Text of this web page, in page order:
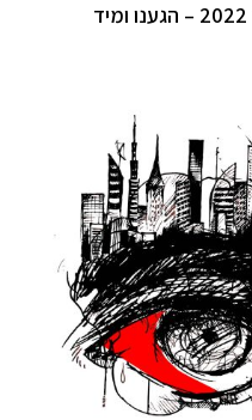
שבוע העיצוב ההולנדי – איינדהובן 2022 – הגענו ומיד